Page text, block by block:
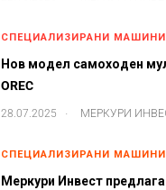
СПЕЦИАЛИЗИРАНИ МАШИНИ
Нов модел самоходен
OREC
28.07.2025 . МЕРКУРИ
СПЕЦИАЛИЗИРАНИ МАШИНИ
Меркури Инвест